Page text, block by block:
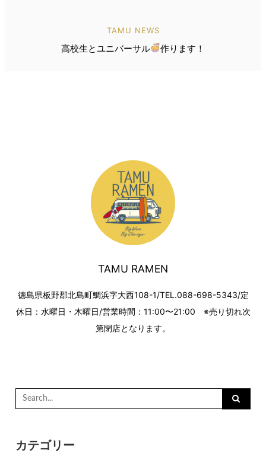
TAMU NEWS
高校生とユニバーサル 作ります！
TAMU RAMEN
徳島県板野郡北島町鯛浜字大西108-1/TEL.088-698-5343/定
休日：水曜日・木曜日/営業時間：11:00〜21:00 ※売り切れ次
第閉店となります。
Search
for:
カテゴリー